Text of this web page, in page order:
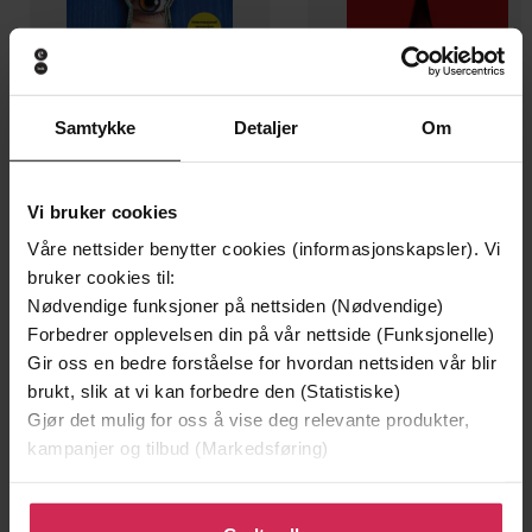
Samtykke Detaljer Om
Vi bruker cookies
Våre nettsider benytter cookies (informasjonskapsler). Vi
bruker cookies til:
Nødvendige funksjoner på nettsiden (Nødvendige)
Forbedrer opplevelsen din på vår nettside (Funksjonelle)
Gir oss en bedre forståelse for hvordan nettsiden vår blir
brukt, slik at vi kan forbedre den (Statistiske)
Gjør det mulig for oss å vise deg relevante produkter,
kampanjer og tilbud (Markedsføring)
Klikk på «Godta alle» for å gi oss ditt samtykke til å
179,-
Hushjelpen
Freida McFadden
EBOK
149,-
Jo Nesbø
EBOK
The No. 1 bestselling gripping thriller with
THAT TWIST YOU DIDN'T SEE COMING